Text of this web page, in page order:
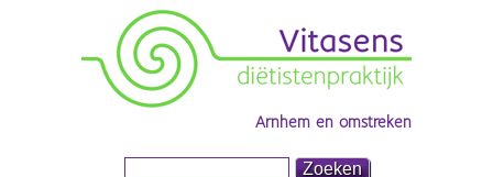
Arnhem en omstreken